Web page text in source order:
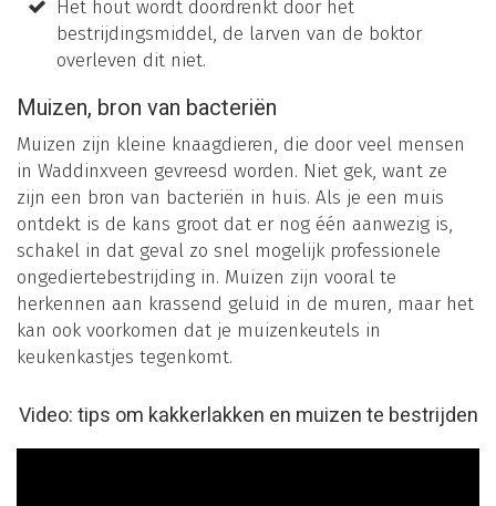
Het hout wordt doordrenkt door het
bestrijdingsmiddel, de larven van de boktor
overleven dit niet.
Muizen, bron van bacteriën
Muizen zijn kleine knaagdieren, die door veel mensen
in Waddinxveen gevreesd worden. Niet gek, want ze
zijn een bron van bacteriën in huis. Als je een muis
ontdekt is de kans groot dat er nog één aanwezig is,
schakel in dat geval zo snel mogelijk professionele
ongediertebestrijding in. Muizen zijn vooral te
herkennen aan krassend geluid in de muren, maar het
kan ook voorkomen dat je muizenkeutels in
keukenkastjes tegenkomt.
Video: tips om kakkerlakken en muizen te bestrijden